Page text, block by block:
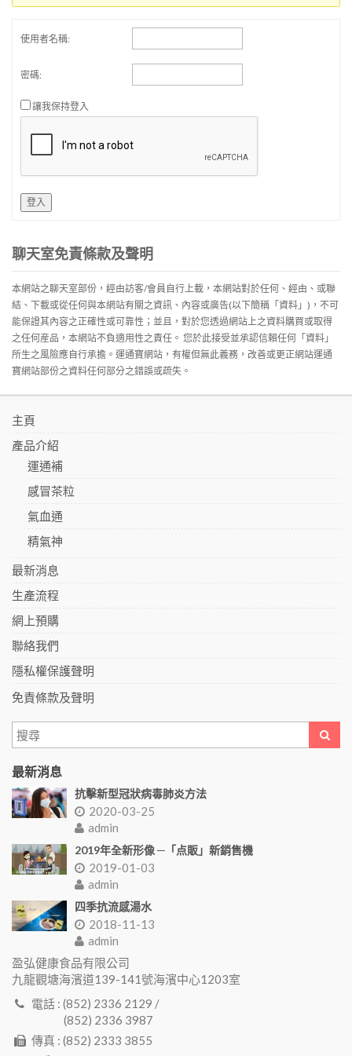
使用者名稱:
密碼:
讓我保持登入
登入
聊天室免責條款及聲明
本網站之聊天室部份，經由訪客/會員自行上載，本網站對於任何、經由、或聯
結、下載或從任何與本網站有關之資訊、內容或廣告(以下簡稱「資料」)，不可
能保證其內容之正確性或可靠性；並且，對於您透過網站上之資料購買或取得
之任何産品，本網站不負適用性之責任。 您於此接受並承認信賴任何「資料」
所生之風險應自行承擔。運通寶網站，有權但無此義務，改善或更正網站運通
寶網站部份之資料任何部分之錯誤或疏失。
主頁
產品介紹
運通補
感冒茶粒
氣血通
精氣神
最新消息
生產流程
網上預購
聯絡我們
隱私權保護聲明
免責條款及聲明
最新消息
抗擊新型冠狀病毒肺炎方法
2020-03-25
admin
2019年全新形像 ─「点販」新銷售機
2019-01-03
admin
四季抗流感湯水
2018-11-13
admin
盈弘健康食品有限公司
九龍觀塘海濱道139-141號海濱中心1203室
電話 : (852) 2336 2129 /
(852) 2336 3987
傳真 : (852) 2333 3855